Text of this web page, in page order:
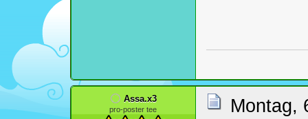
Assa.x3
pro-poster tee Montag,